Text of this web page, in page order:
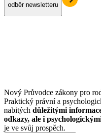
odběr newsletteru
Nový Průvodce zákony pro
Praktický právní a
nabitých důležitými
odkazy, ale i
je ve svůj prospěch.